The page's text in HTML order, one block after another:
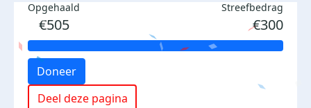
Opgehaald
€505
Streefbedrag
€300
Doneer
Deel deze pagina